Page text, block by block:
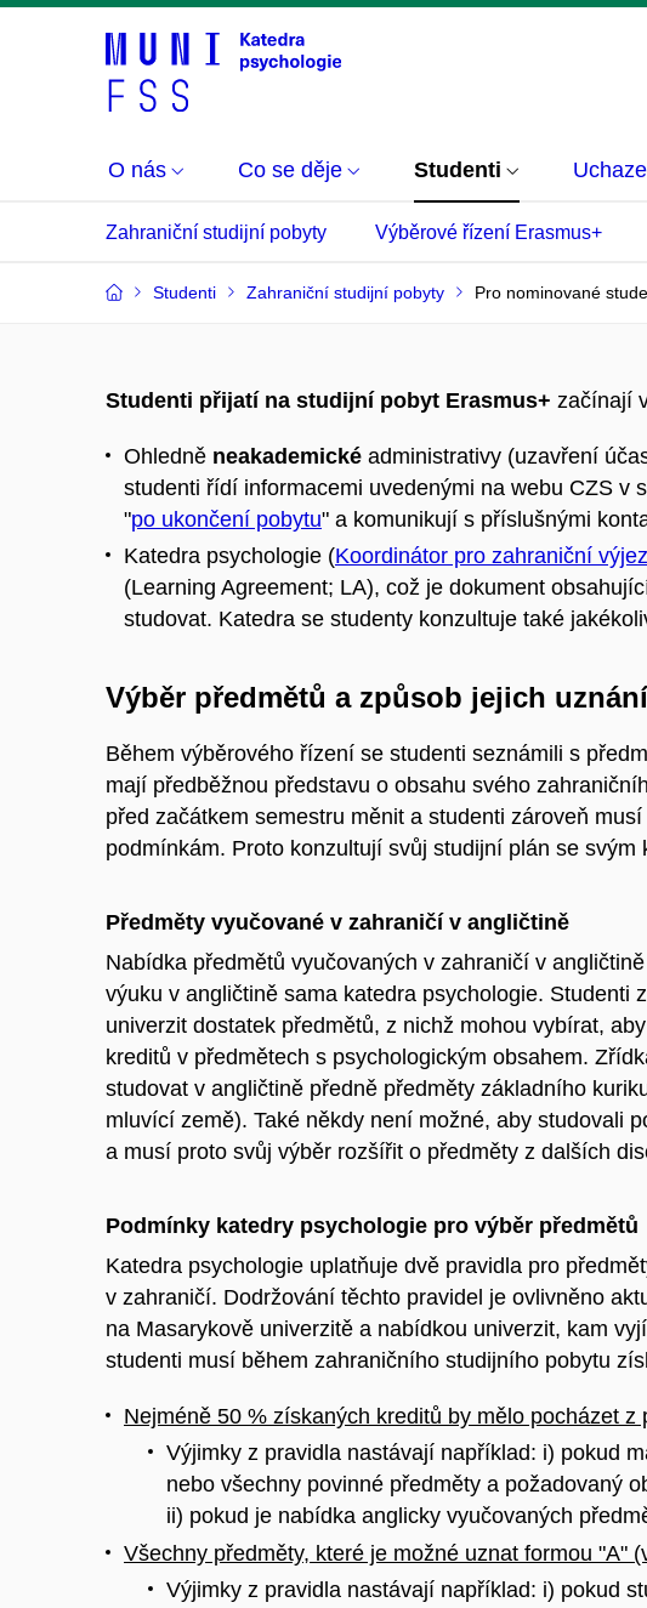
O nás Co se děje Studenti
Zahraniční studijní pobyty Výběrové řízení Erasmus+
Studenti Zahraniční studijní pobyty Pro nominované
Studenti přijatí na studijní pobyt Erasmus+ začínají
Ohledně neakademické administrativy (uzavření
studenti řídí informacemi uvedenými na webu CZS v
"po ukončení pobytu" a komunikují s příslušnými
Katedra psychologie (Koordinátor pro zahraniční
(Learning Agreement; LA), což je dokument
studovat. Katedra se studenty konzultuje také
Výběr předmětů a způsob jejich uznání
Během výběrového řízení se studenti seznámili s
mají předběžnou představu o obsahu svého
před začátkem semestru měnit a studenti zároveň
podmínkám. Proto konzultují svůj studijní plán se svým
Předměty vyučované v zahraničí v angličtině
Nabídka předmětů vyučovaných v zahraničí v
výuku v angličtině sama katedra psychologie. Studenti
univerzit dostatek předmětů, z nichž mohou vybírat,
kreditů v předmětech s psychologickým obsahem.
studovat v angličtině předně předměty základního
mluvící země). Také někdy není možné, aby studovali
a musí proto svůj výběr rozšířit o předměty z dalších
Podmínky katedry psychologie pro výběr předmětů
Katedra psychologie uplatňuje dvě pravidla pro
v zahraničí. Dodržování těchto pravidel je ovlivněno
na Masarykově univerzitě a nabídkou univerzit, kam
studenti musí během zahraničního studijního pobytu
Nejméně 50 % získaných kreditů by mělo pocházet
Výjimky z pravidla nastávají například: i) pokud
nebo všechny povinné předměty a požadovaný
ii) pokud je nabídka anglicky vyučovaných
Všechny předměty, které je možné uznat formou "A"
Výjimky z pravidla nastávají například: i) pokud